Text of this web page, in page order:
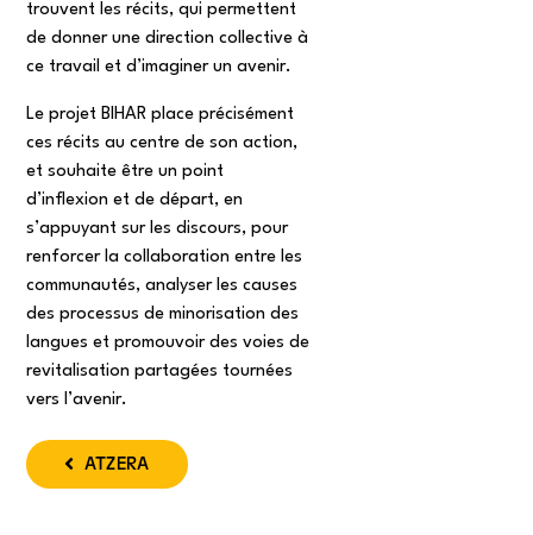
trouvent les récits, qui permettent
de donner une direction collective à
ce travail et d’imaginer un avenir.
Le projet BIHAR place précisément
ces récits au centre de son action,
et souhaite être un point
d’inflexion et de départ, en
s’appuyant sur les discours, pour
renforcer la collaboration entre les
communautés, analyser les causes
des processus de minorisation des
langues et promouvoir des voies de
revitalisation partagées tournées
vers l’avenir.
ATZERA